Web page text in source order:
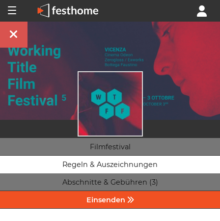
Filmfestival
Regeln & Auszeichnungen
Abschnitte & Gebühren (3)
Einsenden